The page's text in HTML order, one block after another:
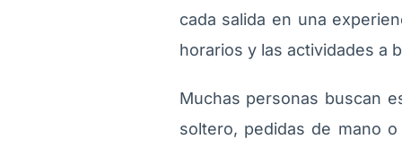
cada salida en una
horarios y las actividades a
Muchas personas buscan
soltero, pedidas de mano